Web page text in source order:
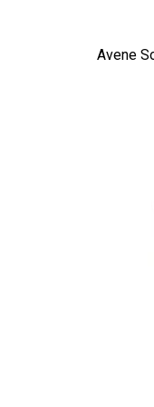
Avene